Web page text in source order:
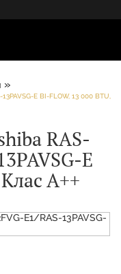
»
E BI-FLOW, 13 000 BTU,
RAS-
E
А++